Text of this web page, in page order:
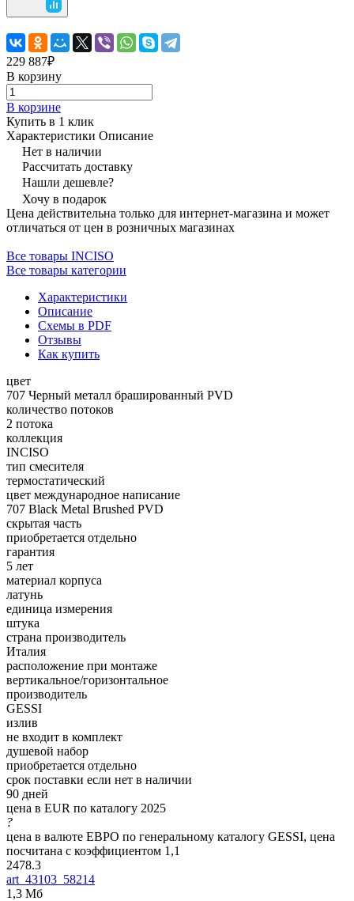
229 887₽
В корзину
В корзине
Купить в 1 клик
Характеристики Описание
Нет в наличии
Рассчитать доставку
Нашли дешевле?
Хочу в подарок
Цена действительна только для интернет-магазина и может
отличаться от цен в розничных магазинах
Все товары INCISO
Все товары категории
Характеристики
Описание
Схемы в PDF
Отзывы
Как купить
цвет
707 Черный металл брашированный PVD
количество потоков
2 потока
коллекция
INCISO
тип смесителя
термостатический
цвет международное написание
707 Black Metal Brushed PVD
скрытая часть
приобретается отдельно
гарантия
5 лет
материал корпуса
латунь
единица измерения
штука
страна производитель
Италия
расположение при монтаже
вертикальное/горизонтальное
производитель
GESSI
излив
не входит в комплект
душевой набор
приобретается отдельно
срок поставки если нет в наличии
90 дней
цена в EUR по каталогу 2025
?
цена в валюте ЕВРО по генеральному каталогу GESSI, цена
посчитана с коэффициентом 1,1
2478.3
art_43103_58214
1,3 Мб